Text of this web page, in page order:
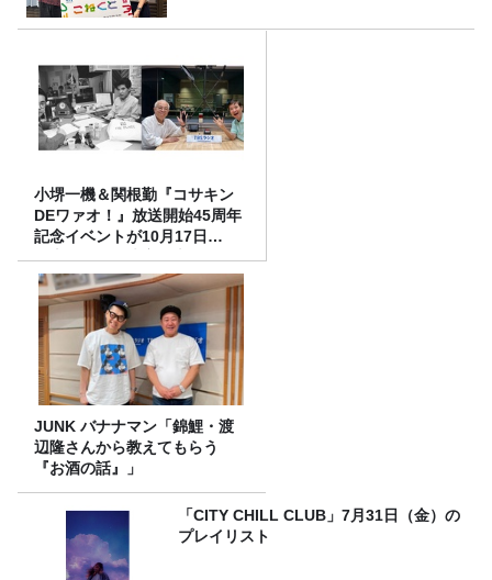
小堺一機＆関根勤『コサキン
DEワァオ！』放送開始45周年
記念イベントが10月17日
（土）に開催決定！本日より
FC先行受付スタート！
JUNK バナナマン「錦鯉・渡
辺隆さんから教えてもらう
『お酒の話』」
「CITY CHILL CLUB」7月31日（金）の
プレイリスト